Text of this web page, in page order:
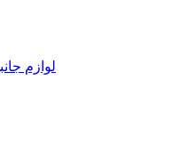
لوازم